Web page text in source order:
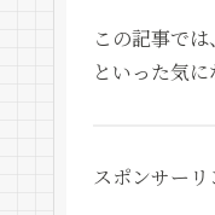
この記事で
といった気
スポンサーリ